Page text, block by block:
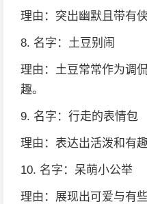
理由：突出幽默且带有
8. 名字：土豆别闹
理由：土豆常常作为调
趣。
9. 名字：行走的表情包
理由：表达出活泼和有趣
10. 名字：呆萌小公举
理由：展现出可爱与有